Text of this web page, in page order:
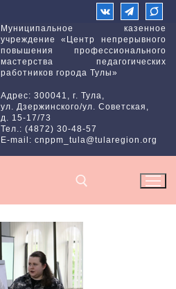
Муниципальное казенное
учреждение «Центр непрерывного
повышения профессионального
мастерства педагогических
работников города Тулы»
Адрес: 300041, г. Тула,
ул. Дзержинского/ул. Советская,
д. 15-17/73
Тел.: (4872) 30-48-57
E-mail: cnppm_tula@tularegion.org